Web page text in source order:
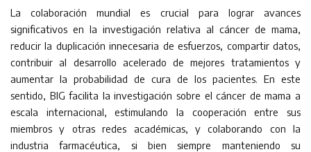
La colaboración mundial es crucial para lograr avances
significativos en la investigación relativa al cáncer de mama,
reducir la duplicación innecesaria de esfuerzos, compartir datos,
contribuir al desarrollo acelerado de mejores tratamientos y
aumentar la probabilidad de cura de los pacientes. En este
sentido, BIG facilita la investigación sobre el cáncer de mama a
escala internacional, estimulando la cooperación entre sus
miembros y otras redes académicas, y colaborando con la
industria farmacéutica, si bien siempre manteniendo su